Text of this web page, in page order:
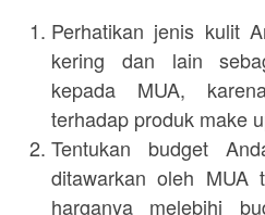
Perhatikan jenis kulit
kering dan lain
kepada MUA,
terhadap produk make
Tentukan budget
ditawarkan oleh MUA
harganya melebihi